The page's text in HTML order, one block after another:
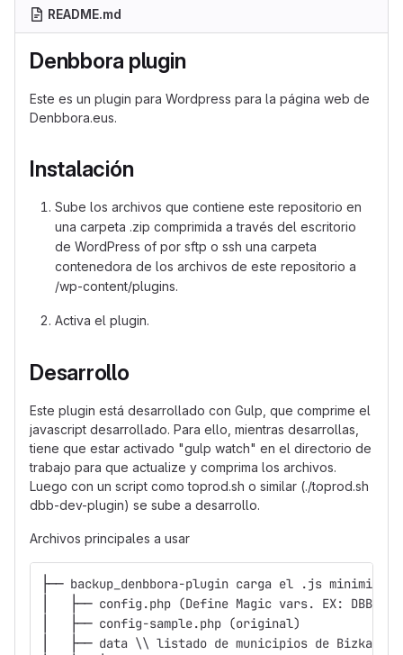
README.md
Denbbora plugin
Este es un plugin para Wordpress para la página web de
Denbbora.eus.
Instalación
Sube los archivos que contiene este repositorio en
una carpeta .zip comprimida a través del escritorio
de WordPress of por sftp o ssh una carpeta
contenedora de los archivos de este repositorio a
/wp-content/plugins.
Activa el plugin.
Desarrollo
Este plugin está desarrollado con Gulp, que comprime el
javascript desarrollado. Para ello, mientras desarrollas,
tiene que estar activado "gulp watch" en el directorio de
trabajo para que actualize y comprima los archivos.
Luego con un script como toprod.sh o similar (./toprod.sh
dbb-dev-plugin) se sube a desarrollo.
Archivos principales a usar
├── backup_denbbora-plugin carga el .js minimizado
│   ├── config.php (Define Magic vars. EX:
│   ├── config-sample.php (original)
│   ├── data \\ listado de municipios de Bizkaia